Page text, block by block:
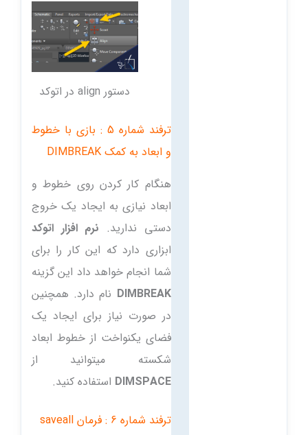
دستور align در اتوکد
ترفند شماره 5 : بازی با خطوط
و ابعاد به کمک DIMBREAK
هنگام کار کردن روی خطوط و
ابعاد نیازی به ایجاد یک خروج
دستی ندارید. نرم افزار اتوکد
ابزاری دارد که این کار را برای
شما انجام خواهد داد این گزینه
DIMBREAK نام دارد. همچنین
در صورت نیاز برای ایجاد یک
فضای یکنواخت از خطوط ابعاد
شکسته میتوانید از
DIMSPACE استفاده کنید.
ترفند شماره 6 : فرمان saveall